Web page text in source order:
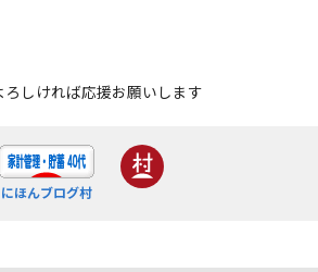
しければ応援お願いします
にほんブログ村